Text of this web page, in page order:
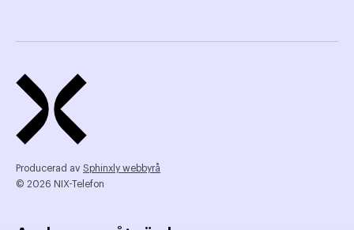
Producerad av Sphinxly webbyrå
© 2026 NIX-Telefon